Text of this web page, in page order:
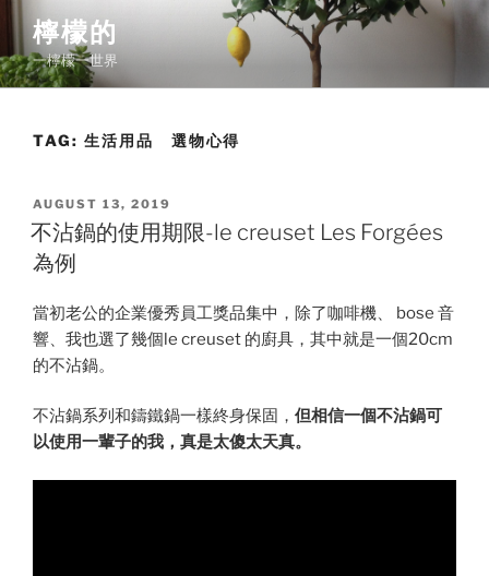
content
檸檬的
一檸檬一世界
TAG: 生活用品 選物心得
POSTED
ON
AUGUST 13, 2019
不沾鍋的使用期限-le creuset Les Forgées
為例
當初老公的企業優秀員工獎品集中，除了咖啡機、 bose 音
響、我也選了幾個le creuset 的廚具，其中就是一個20cm
的不沾鍋。
不沾鍋系列和鑄鐵鍋一樣終身保固， 但相信一個不沾鍋可
以使用一輩子的我，真是太傻太天真。